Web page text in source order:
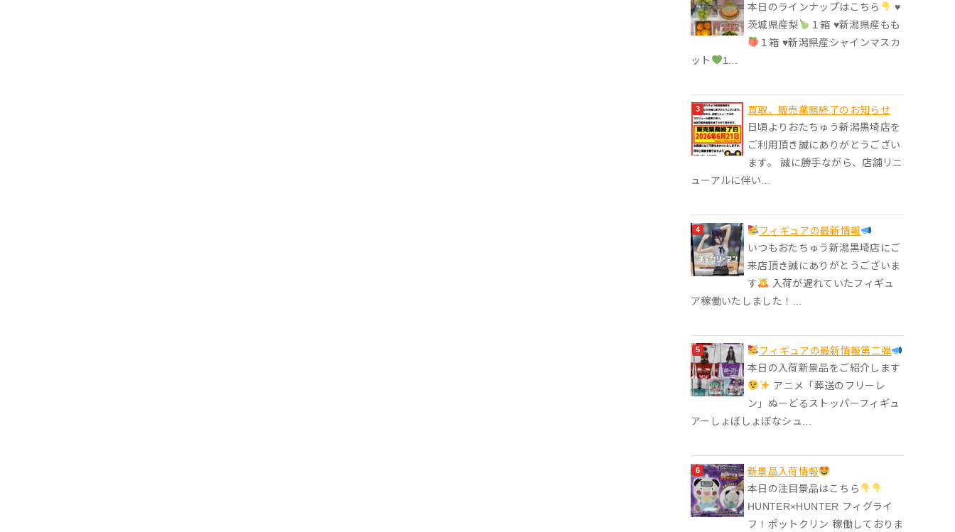
本日のラインナップはこちら
♥︎
茨城県産梨
１箱 ♥︎新潟県産もも
１箱 ♥︎新潟県産シャインマスカ
ット
1...
買取、販売業務終了のお知らせ
日頃よりおたちゅう新潟黒埼店を
ご利用頂き誠にありがとうござい
ます。 誠に勝手ながら、店舗リニ
ューアルに伴い...
フィギュアの最新情報
いつもおたちゅう新潟黒埼店にご
来店頂き誠にありがとうございま
す
入荷が遅れていたフィギュ
ア稼働いたしました！...
フィギュアの最新情報第二弾
本日の入荷新景品をご紹介します
アニメ「葬送のフリーレ
ン」ぬーどるストッパーフィギュ
アーしょぼしょぼなシュ...
‎新景品入荷情報
本日の注目景品はこちら
HUNTER×HUNTER フィグライ
フ！ポットクリン 稼働しておりま